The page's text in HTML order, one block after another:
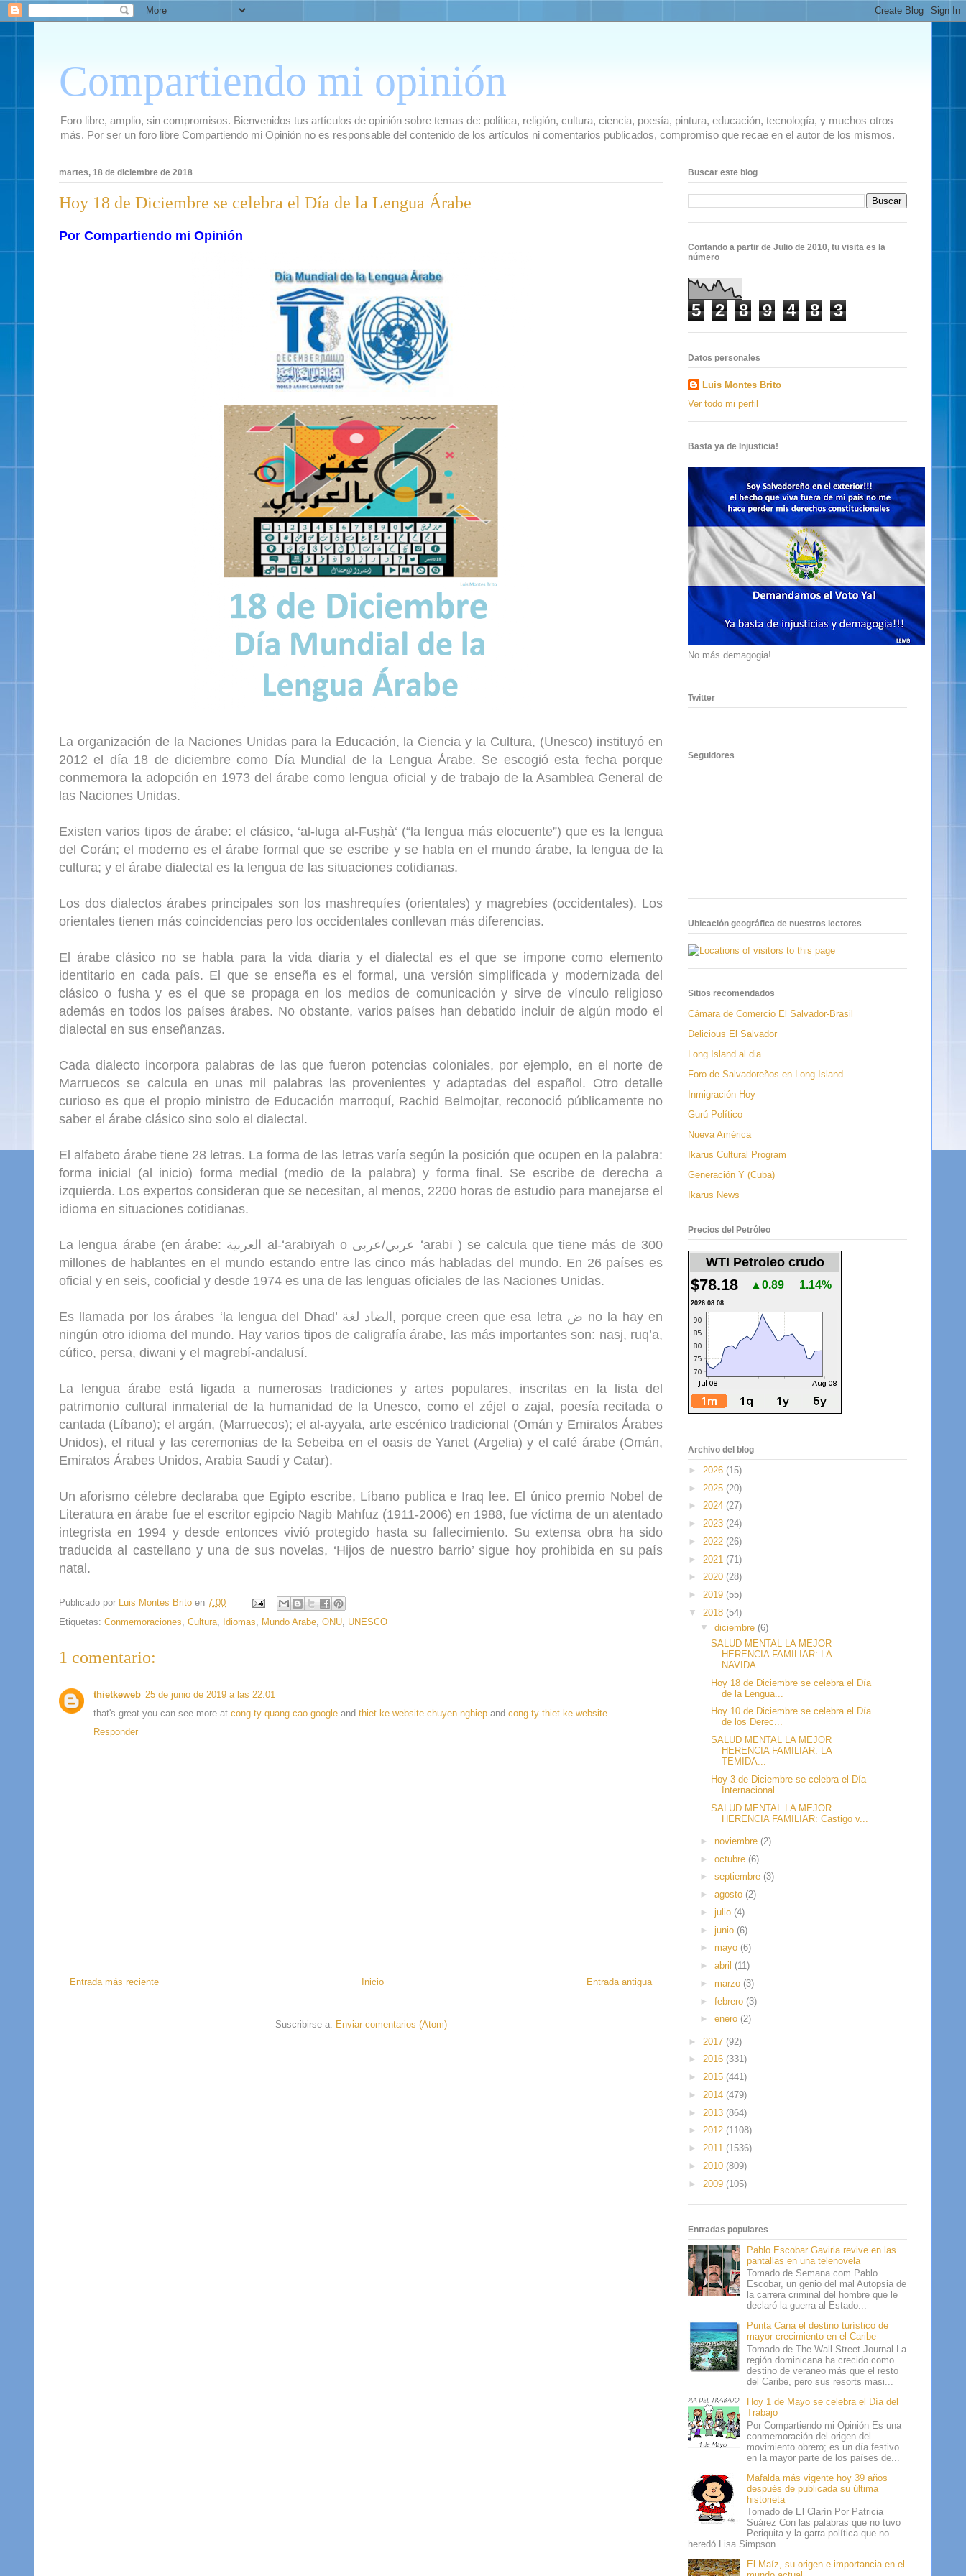
Compartiendo mi opinión
Foro libre, amplio, sin compromisos. Bienvenidos tus artículos de opinión sobre temas de: política, religión, cultura, ciencia, poesía, pintura, educación, tecnología, y muchos otros
más. Por ser un foro libre Compartiendo mi Opinión no es responsable del contenido de los artículos ni comentarios publicados, compromiso que recae en el autor de los mismos.
martes, 18 de diciembre de 2018
Hoy 18 de Diciembre se celebra el Día de la Lengua Árabe
Por Compartiendo mi Opinión
La organización de la Naciones Unidas para la Educación, la Ciencia y la Cultura, (Unesco) instituyó en
2012 el día 18 de diciembre como Día Mundial de la Lengua Árabe. Se escogió esta fecha porque
conmemora la adopción en 1973 del árabe como lengua oficial y de trabajo de la Asamblea General de
las Naciones Unidas.
Existen varios tipos de árabe: el clásico, ‘al-luga al-Fuṣḥà‘ (“la lengua más elocuente”) que es la lengua
del Corán; el moderno es el árabe formal que se escribe y se habla en el mundo árabe, la lengua de la
cultura; y el árabe dialectal es la lengua de las situaciones cotidianas.
Los dos dialectos árabes principales son los mashrequíes (orientales) y magrebíes (occidentales). Los
orientales tienen más coincidencias pero los occidentales conllevan más diferencias.
El árabe clásico no se habla para la vida diaria y el dialectal es el que se impone como elemento
identitario en cada país. El que se enseña es el formal, una versión simplificada y modernizada del
clásico o fusha y es el que se propaga en los medios de comunicación y sirve de vínculo religioso
además en todos los países árabes. No obstante, varios países han debatido incluir de algún modo el
dialectal en sus enseñanzas.
Cada dialecto incorpora palabras de las que fueron potencias coloniales, por ejemplo, en el norte de
Marruecos se calcula en unas mil palabras las provenientes y adaptadas del español. Otro detalle
curioso es que el propio ministro de Educación marroquí, Rachid Belmojtar, reconoció públicamente no
saber el árabe clásico sino solo el dialectal.
El alfabeto árabe tiene 28 letras. La forma de las letras varía según la posición que ocupen en la palabra:
forma inicial (al inicio) forma medial (medio de la palabra) y forma final. Se escribe de derecha a
izquierda. Los expertos consideran que se necesitan, al menos, 2200 horas de estudio para manejarse el
idioma en situaciones cotidianas.
La lengua árabe (en árabe: العربية al-ʻarabīyah o عربي/عربى ʻarabī ) se calcula que tiene más de 300
millones de hablantes en el mundo estando entre las cinco más habladas del mundo. En 26 países es
oficial y en seis, cooficial y desde 1974 es una de las lenguas oficiales de las Naciones Unidas.
Es llamada por los árabes ‘la lengua del Dhad’ الضاد لغة, porque creen que esa letra ض no la hay en
ningún otro idioma del mundo. Hay varios tipos de caligrafía árabe, las más importantes son: nasj, ruq’a,
cúfico, persa, diwani y el magrebí-andalusí.
La lengua árabe está ligada a numerosas tradiciones y artes populares, inscritas en la lista del
patrimonio cultural inmaterial de la humanidad de la Unesco, como el zéjel o zajal, poesía recitada o
cantada (Líbano); el argán, (Marruecos); el al-ayyala, arte escénico tradicional (Omán y Emiratos Árabes
Unidos), el ritual y las ceremonias de la Sebeiba en el oasis de Yanet (Argelia) y el café árabe (Omán,
Emiratos Árabes Unidos, Arabia Saudí y Catar).
Un aforismo célebre declaraba que Egipto escribe, Líbano publica e Iraq lee. El único premio Nobel de
Literatura en árabe fue el escritor egipcio Nagib Mahfuz (1911-2006) en 1988, fue víctima de un atentado
integrista en 1994 y desde entonces vivió protegido hasta su fallecimiento. Su extensa obra ha sido
traducida al castellano y una de sus novelas, ‘Hijos de nuestro barrio’ sigue hoy prohibida en su país
natal.
Publicado por Luis Montes Brito en 7:00
Etiquetas: Conmemoraciones Cultura Idiomas Mundo Arabe ONU UNESCO
1 comentario:
thietkeweb 25 de junio de 2019 a las 22:01
that's great you can see more at cong ty quang cao google and thiet ke website chuyen nghiep and cong ty thiet ke website
Responder
Entrada más reciente Entrada antigua
Inicio
Suscribirse a: Enviar comentarios (Atom)
Buscar este blog
Contando a partir de Julio de 2010, tu visita es la
número
5 2 8 9 4 8 3
Datos personales
Luis Montes Brito
Ver todo mi perfil
Basta ya de Injusticia!
No más demagogia!
Twitter
Seguidores
Ubicación geográfica de nuestros lectores
Sitios recomendados
Cámara de Comercio El Salvador-Brasil
Delicious El Salvador
Long Island al dia
Foro de Salvadoreños en Long Island
Inmigración Hoy
Gurú Político
Nueva América
Ikarus Cultural Program
Generación Y (Cuba)
Ikarus News
Precios del Petróleo
WTI Petroleo crudo
$78.18 ▲0.89 1.14%
2026.08.08
Archivo del blog
► 2026 (15)
► 2025 (20)
► 2024 (27)
► 2023 (24)
► 2022 (26)
► 2021 (71)
► 2020 (28)
► 2019 (55)
▼ 2018 (54)
▼ diciembre (6)
SALUD MENTAL LA MEJOR
HERENCIA FAMILIAR: LA
NAVIDA...
Hoy 18 de Diciembre se celebra el Día
de la Lengua...
Hoy 10 de Diciembre se celebra el Día
de los Derec...
SALUD MENTAL LA MEJOR
HERENCIA FAMILIAR: LA
TEMIDA...
Hoy 3 de Diciembre se celebra el Día
Internacional...
SALUD MENTAL LA MEJOR
HERENCIA FAMILIAR: Castigo v...
► noviembre (2)
► octubre (6)
► septiembre (3)
► agosto (2)
► julio (4)
► junio (6)
► mayo (6)
► abril (11)
► marzo (3)
► febrero (3)
► enero (2)
► 2017 (92)
► 2016 (331)
► 2015 (441)
► 2014 (479)
► 2013 (864)
► 2012 (1108)
► 2011 (1536)
► 2010 (809)
► 2009 (105)
Entradas populares
Pablo Escobar Gaviria revive en las
pantallas en una telenovela
Tomado de Semana.com Pablo
Escobar, un genio del mal Autopsia de
la carrera criminal del hombre que le
declaró la guerra al Estado...
Punta Cana el destino turístico de
mayor crecimiento en el Caribe
Tomado de The Wall Street Journal La
región dominicana ha crecido como
destino de veraneo más que el resto
del Caribe, pero sus resorts masi...
Hoy 1 de Mayo se celebra el Día del
Trabajo
Por Compartiendo mi Opinión Es una
conmemoración del origen del
movimiento obrero; es un día festivo
en la mayor parte de los países de...
Mafalda más vigente hoy 39 años
después de publicada su última
historieta
Tomado de El Clarín Por Patricia
Suárez Con las palabras que no tuvo
Periquita y la garra política que no
heredó Lisa Simpson...
El Maíz, su origen e importancia en el